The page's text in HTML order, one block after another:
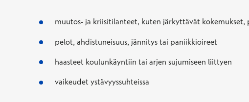
muutos- ja kriisitilanteet, kuten järkyttävät
pelot, ahdistuneisuus, jännitys tai paniikkioireet
haasteet koulunkäyntiin tai arjen sujumiseen liittyen
vaikeudet ystävyyssuhteissa